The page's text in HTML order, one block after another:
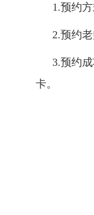
1.预约
2.预约
3.预约
卡。